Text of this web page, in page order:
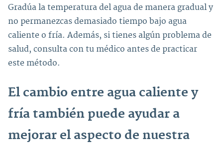
Gradúa la temperatura del agua de manera gradual y
no permanezcas demasiado tiempo bajo agua
caliente o fría. Además, si tienes algún problema de
salud, consulta con tu médico antes de practicar
este método.
El cambio entre agua caliente y
fría también puede ayudar a
mejorar el aspecto de nuestra